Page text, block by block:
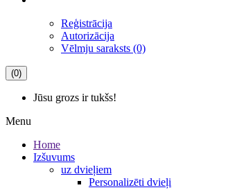
Reģistrācija
Autorizācija
Vēlmju saraksts (0)
(0)
Jūsu grozs ir tukšs!
Menu
Home
Izšuvums
uz dvieļiem
Personalizēti dvieļi